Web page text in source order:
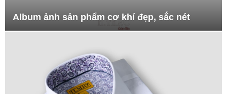
Album ảnh sản phẩm cơ khí đẹp, sắc nét